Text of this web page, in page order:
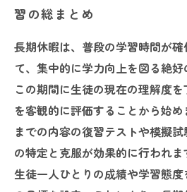
習の総まとめ
長期休暇は、普段の学習時間が
て、集中的に学力向上を図る絶好
この期間に生徒の現在の理解度
を客観的に評価することから始
までの内容の復習テストや模擬
の特定と克服が効果的に行われ
生徒一人ひとりの成績や学習態